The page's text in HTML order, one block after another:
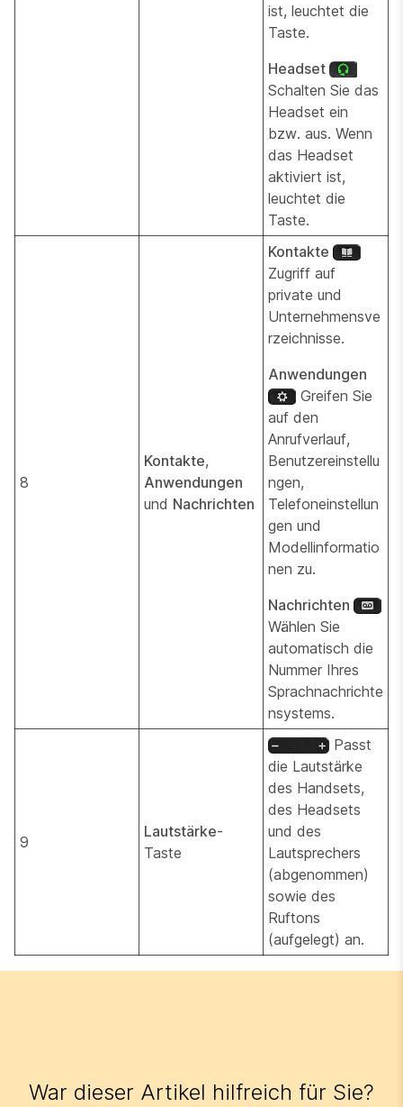
ist, leuchtet die
Taste.
Headset
Schalten Sie das
Headset ein
bzw. aus. Wenn
das Headset
aktiviert ist,
leuchtet die
Taste.
8
Kontakte,
Anwendungen
und Nachrichten
Kontakte
Zugriff auf
private und
Unternehmensve
rzeichnisse.
Anwendungen
Greifen Sie
auf den
Anrufverlauf,
Benutzereinstellu
ngen,
Telefoneinstellun
gen und
Modellinformatio
nen zu.
Nachrichten
Wählen Sie
automatisch die
Nummer Ihres
Sprachnachrichte
nsystems.
9
Lautstärke-
Taste
Passt
die Lautstärke
des Handsets,
des Headsets
und des
Lautsprechers
(abgenommen)
sowie des
Ruftons
(aufgelegt) an.
War dieser Artikel hilfreich für Sie?